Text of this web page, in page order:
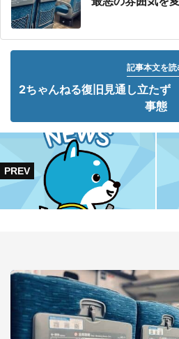
記事本文を読
2ちゃんねる復旧見通し立た
事態